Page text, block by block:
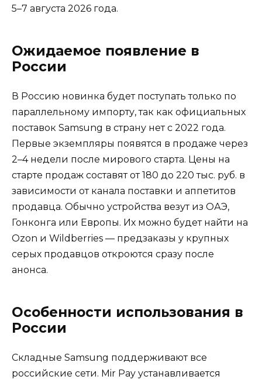
5–7 августа 2026 года.
Ожидаемое появление в
России
В Россию новинка будет поступать только по
параллельному импорту, так как официальных
поставок Samsung в страну нет с 2022 года.
Первые экземпляры появятся в продаже через
2–4 недели после мирового старта. Цены на
старте продаж составят от 180 до 220 тыс. руб. в
зависимости от канала поставки и аппетитов
продавца. Обычно устройства везут из ОАЭ,
Гонконга или Европы. Их можно будет найти на
Ozon и Wildberries — предзаказы у крупных
серых продавцов откроются сразу после
анонса.
Особенности использования в
России
Складные Samsung поддерживают все
российские сети. Mir Pay устанавливается